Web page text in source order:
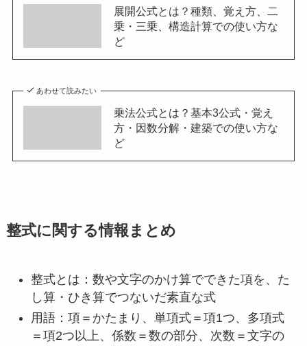
展開公式とは？種類、覚え方、二
乗・三乗、構造計算での使い方な
ど
あわせて読みたい
乗法公式とは？基本3公式・覚え
方・因数分解・建築での使い方な
ど
整式に関する情報まとめ
整式とは：数や文字のかけ算でできた項を、た
し算・ひき算でつないだ素直な式
用語：項＝かたまり、単項式＝項1つ、多項式
＝項2つ以上、係数＝数の部分、次数＝文字の